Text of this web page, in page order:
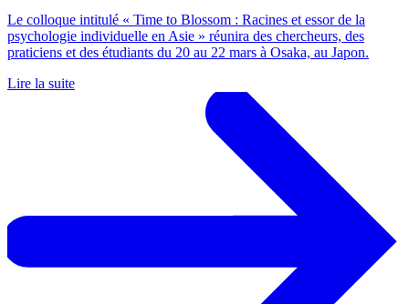
Le colloque intitulé « Time to Blossom : Racines et essor de la
psychologie individuelle en Asie » réunira des chercheurs, des
praticiens et des étudiants du 20 au 22 mars à Osaka, au Japon.
Lire la suite